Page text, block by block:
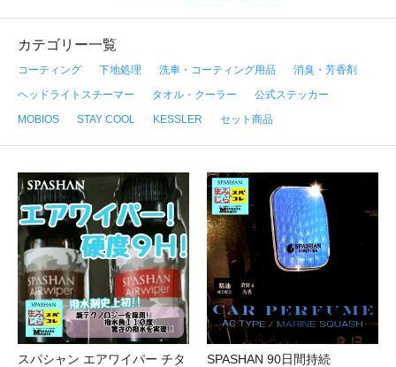
カテゴリー一覧
コーティング 下地処理 洗車・コーティング用品
消臭・芳香剤
ヘッドライトスチーマー
タオル・クーラー
公式ステッカー
MOBIOS
STAY COOL KESSLER セット商品
スパシャン エアワイパー チタ
SPASHAN 90日間持続